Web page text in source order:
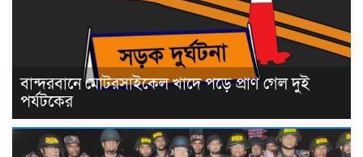
বান্দরবানে মোটরসাইকেল খাদে পড়ে প্রাণ গেল দুই
পর্যটকের